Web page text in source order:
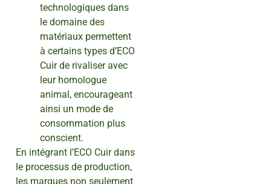
technologiques dans
le domaine des
matériaux permettent
à certains types d’ECO
Cuir de rivaliser avec
leur homologue
animal, encourageant
ainsi un mode de
consommation plus
conscient.
En intégrant l’ECO Cuir dans
le processus de production,
les marques non seulement